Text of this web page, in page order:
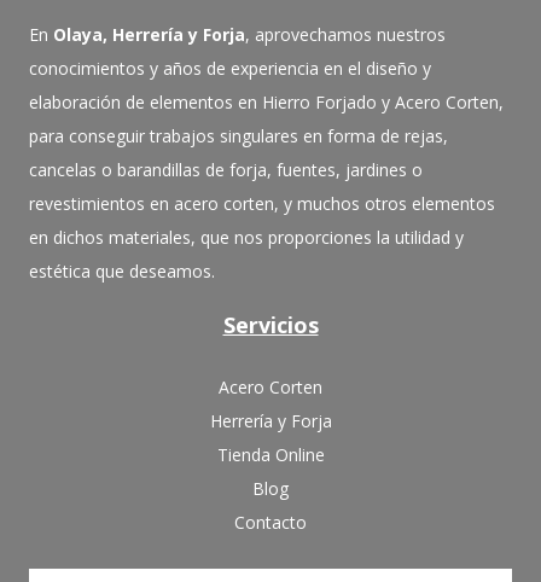
En Olaya, Herrería y Forja, aprovechamos nuestros
conocimientos y años de experiencia en el diseño y
elaboración de elementos en Hierro Forjado y Acero Corten,
para conseguir trabajos singulares en forma de rejas,
cancelas o barandillas de forja, fuentes, jardines o
revestimientos en acero corten, y muchos otros elementos
en dichos materiales, que nos proporciones la utilidad y
estética que deseamos.
Servicios
Acero Corten
Herrería y Forja
Tienda Online
Blog
Contacto